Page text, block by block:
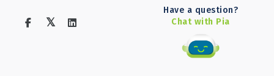
Have a question?
Chat with Pia